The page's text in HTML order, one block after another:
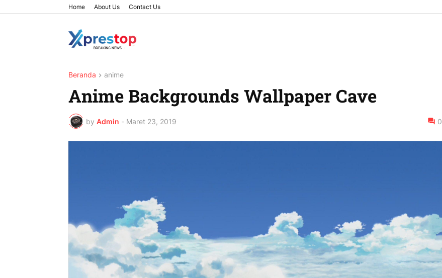
Home About Us Contact Us
Beranda anime
Anime Backgrounds Wallpaper Cave
by Admin - Maret 23, 2019 0